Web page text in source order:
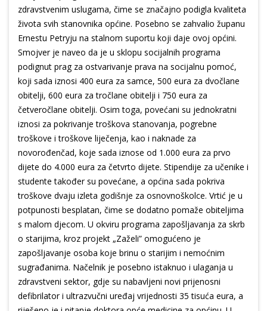
zdravstvenim uslugama, čime se značajno podigla kvaliteta
života svih stanovnika općine. Posebno se zahvalio županu
Ernestu Petryju na stalnom suportu koji daje ovoj općini.
Smojver je naveo da je u sklopu socijalnih programa
podignut prag za ostvarivanje prava na socijalnu pomoć,
koji sada iznosi 400 eura za samce, 500 eura za dvočlane
obitelji, 600 eura za tročlane obitelji i 750 eura za
četveročlane obitelji. Osim toga, povećani su jednokratni
iznosi za pokrivanje troškova stanovanja, pogrebne
troškove i troškove liječenja, kao i naknade za
novorođenčad, koje sada iznose od 1.000 eura za prvo
dijete do 4.000 eura za četvrto dijete. Stipendije za učenike i
studente također su povećane, a općina sada pokriva
troškove dvaju izleta godišnje za osnovnoškolce. Vrtić je u
potpunosti besplatan, čime se dodatno pomaže obiteljima
s malom djecom. U okviru programa zapošljavanja za skrb
o starijima, kroz projekt „Zaželi” omogućeno je
zapošljavanje osoba koje brinu o starijim i nemoćnim
sugrađanima. Načelnik je posebno istaknuo i ulaganja u
zdravstveni sektor, gdje su nabavljeni novi prijenosni
defibrilator i ultrazvučni uređaj vrijednosti 35 tisuća eura, a